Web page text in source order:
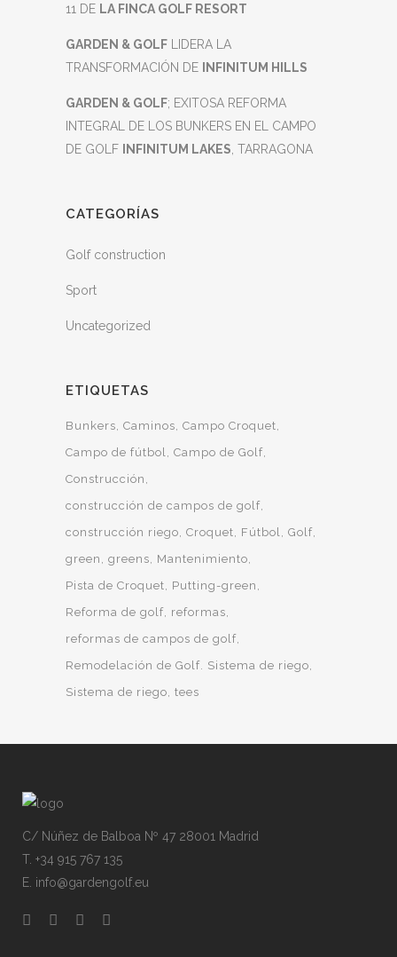
11 DE LA FINCA GOLF RESORT
GARDEN & GOLF LIDERA LA
TRANSFORMACIÓN DE
INFINITUM HILLS
GARDEN & GOLF; EXITOSA REFORMA
INTEGRAL DE LOS BUNKERS EN EL CAMPO
DE GOLF
INFINITUM LAKES , TARRAGONA
CATEGORÍAS
Golf construction
Sport
Uncategorized
ETIQUETAS
Bunkers Caminos Campo Croquet
Campo de fútbol Campo de Golf
Construcción
construcción de campos de golf
construcción riego Croquet Fútbol Golf
green
greens
Mantenimiento
Pista de Croquet
Putting-green
Reforma de golf reformas
reformas de campos de golf
Remodelación de Golf. Sistema de riego
Sistema de riego tees
C/ Núñez de Balboa Nº 47 28001 Madrid
T. +34 915 767 135
E. info@gardengolf.eu